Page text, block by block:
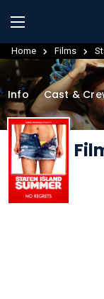
Home Films
Info Cast &